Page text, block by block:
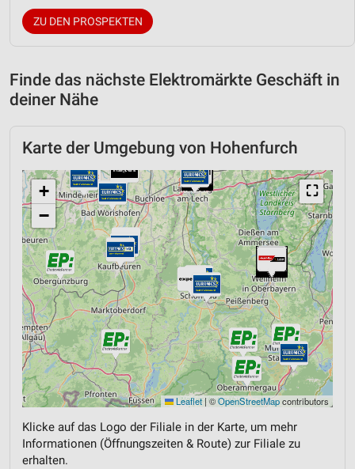
ZU DEN PROSPEKTEN
Finde das nächste Elektromärkte Geschäft in
deiner Nähe
Karte der Umgebung von Hohenfurch
⛶
+
−
Leaflet|©OpenStreetMapcontributors
Klicke auf das Logo der Filiale in der Karte, um mehr
Informationen (Öffnungszeiten & Route) zur Filiale zu
erhalten.